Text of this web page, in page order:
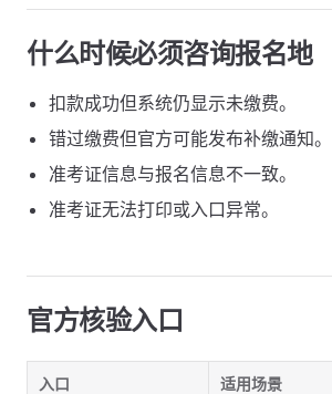
什么时候必须咨询报名地
扣款成功但系统仍显示未缴费。
错过缴费但官方可能发布补缴通知。
准考证信息与报名信息不一致。
准考证无法打印或入口异常。
官方核验入口
入口 适用场景